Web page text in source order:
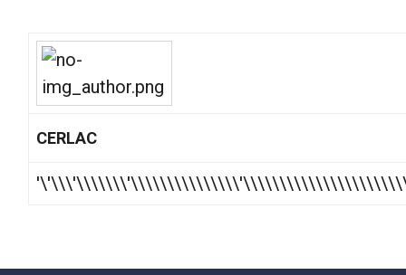
CERLAC